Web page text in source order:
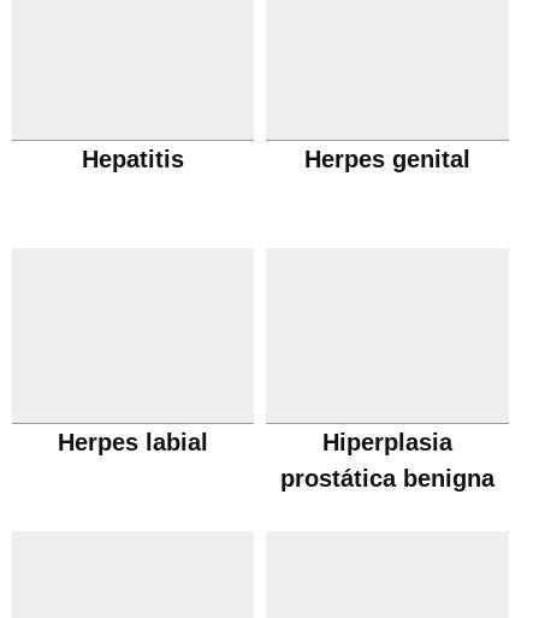
Hepatitis Herpes genital
Herpes labial
Hiperplasia
prostática benigna